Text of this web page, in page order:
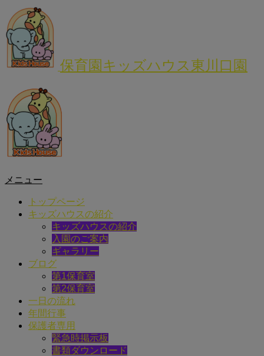
保育園キッズハウス東川口園
メニュー
トップページ
キッズハウスの紹介
キッズハウスの紹介
入園のご案内
ギャラリー
ブログ
第1保育室
第2保育室
一日の流れ
年間行事
保護者専用
緊急時掲示板
書類ダウンロード